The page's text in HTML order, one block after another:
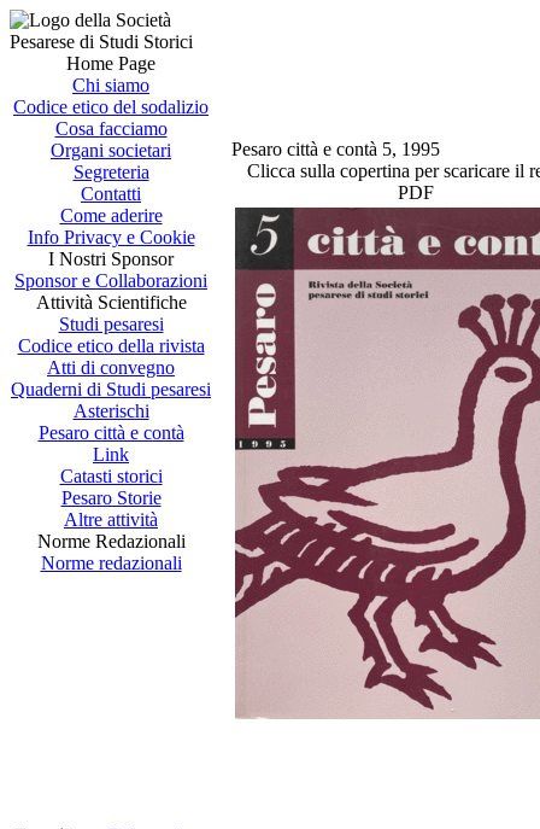
Home Page
Chi siamo
Codice etico del sodalizio
Cosa facciamo
Organi societari
Segreteria
Contatti
Come aderire
Info Privacy e Cookie
I Nostri Sponsor
Sponsor e Collaborazioni
Attività Scientifiche
Studi pesaresi
Codice etico della rivista
Atti di convegno
Quaderni di Studi pesaresi
Asterischi
Pesaro città e contà
Link
Catasti storici
Pesaro Storie
Altre attività
Norme Redazionali
Norme redazionali
Pesaro città e contà 5, 1995
Clicca sulla copertina per scaricare il
PDF